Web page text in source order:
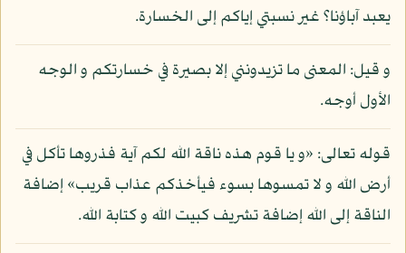
يعبد آباؤنا؟ غير نسبتي إياكم إلى الخسارة.
و قيل: المعنى ما تزيدونني إلا بصيرة في خسارتكم و الوجه
الأول أوجه.
قوله تعالى: «و يا قوم هذه ناقة الله لكم آية فذروها تأكل في
أرض الله و لا تمسوها بسوء فيأخذكم عذاب قريب» إضافة
الناقة إلى الله إضافة تشريف كبيت الله و كتابة الله.